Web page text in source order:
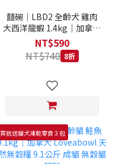
囍碗｜LBD2 全齡犬 雞肉
大西洋龍蝦 1.4kg｜加拿大
Loveabowl 天然無穀糧
1.4公斤 成犬 無穀狗飼料
NT$590
NT$740 8折
買就送貓犬凍乾零食３包